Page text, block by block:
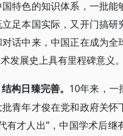
特色的知识体系，一批
足本国实际，又开门搞
话中来，中国正在成为全
发展史上具有里程碑意义。
构日臻完善。 10年来，一
青年才俊在党和政府关怀
才人出”，中国学术后继